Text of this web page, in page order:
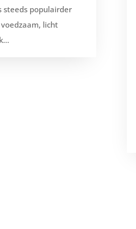
steeds populairder
licht